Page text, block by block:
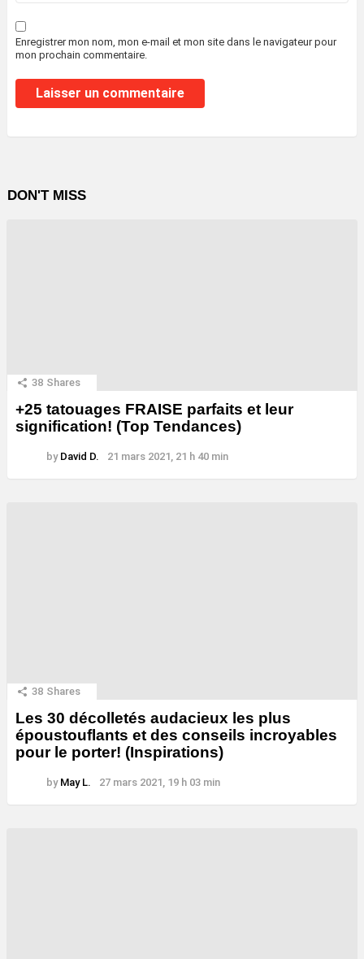
Enregistrer mon nom, mon e-mail et mon site dans le navigateur pour
mon prochain commentaire.
DON'T MISS
38 Shares
+25 tatouages ​​FRAISE parfaits et leur
signification! (Top Tendances)
by David D. 21 mars 2021, 21 h 40 min
38 Shares
Les 30 décolletés audacieux les plus
époustouflants et des conseils incroyables
pour le porter! (Inspirations)
by May L. 27 mars 2021, 19 h 03 min